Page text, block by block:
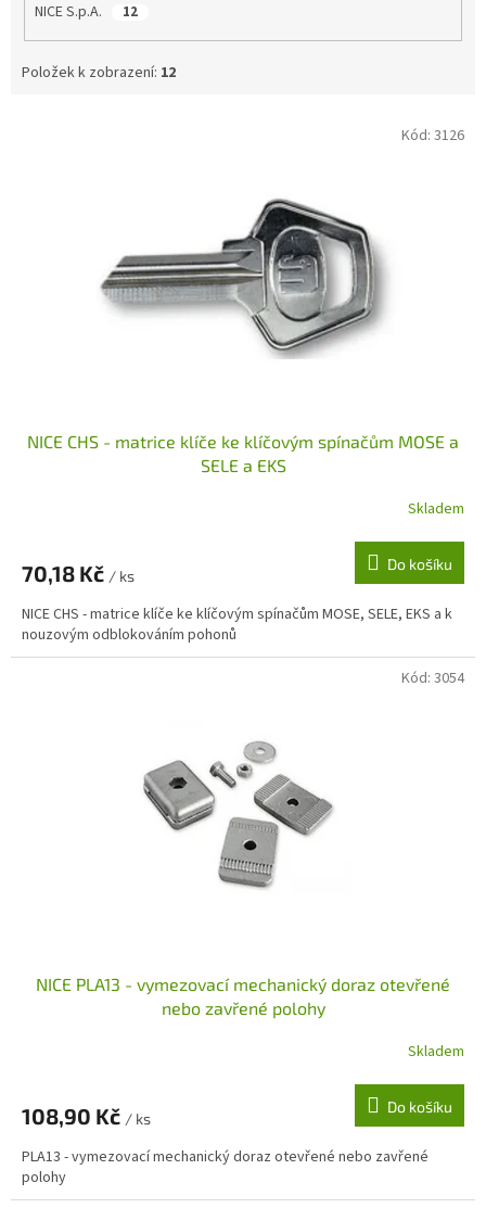
NICE S.p.A. 12
Položek k zobrazení: 12
NICE CHS - matrice klíče ke klíčovým spínačům MOSE a
SELE a EKS
Skladem
70,18 Kč / ks
Do košíku
NICE CHS - matrice klíče ke klíčovým spínačům MOSE, SELE, EKS a k
nouzovým odblokováním pohonů
Kód: 3126
NICE PLA13 - vymezovací mechanický doraz otevřené
nebo zavřené polohy
Skladem
108,90 Kč / ks
Do košíku
PLA13 - vymezovací mechanický doraz otevřené nebo zavřené
polohy
Kód: 3054